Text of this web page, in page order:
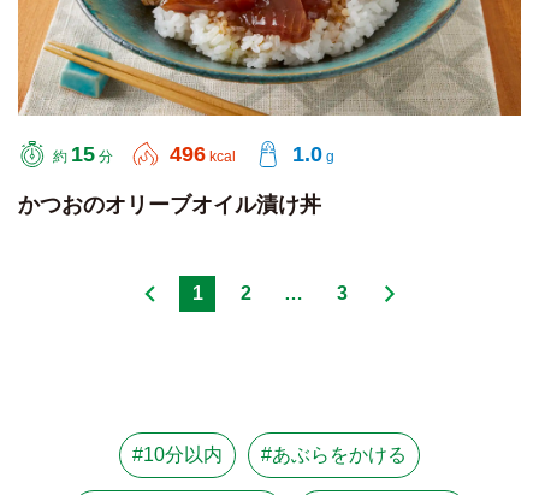
約 15 分 496 kcal 1.0 g
かつおのオリーブオイル漬け丼
1 2 … 3
#10分以内 #あぶらをかける